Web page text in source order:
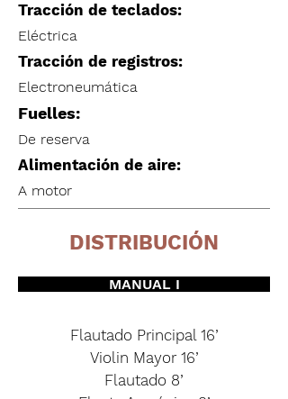
Tracción de teclados:
Eléctrica
Tracción de registros:
Electroneumática
Fuelles:
De reserva
Alimentación de aire:
A motor
DISTRIBUCIÓN
MANUAL I
Flautado Principal 16’
Violin Mayor 16’
Flautado 8’